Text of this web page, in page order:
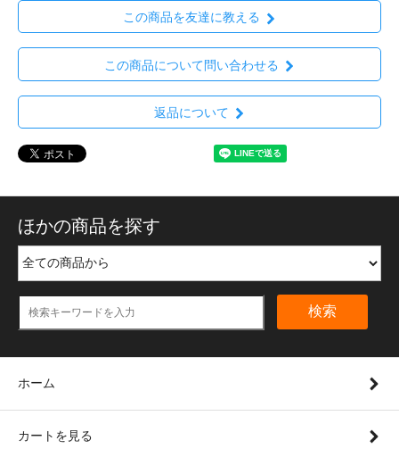
この商品を友達に教える
この商品について問い合わせる
返品について
ほかの商品を探す
検索
ホーム
カートを見る